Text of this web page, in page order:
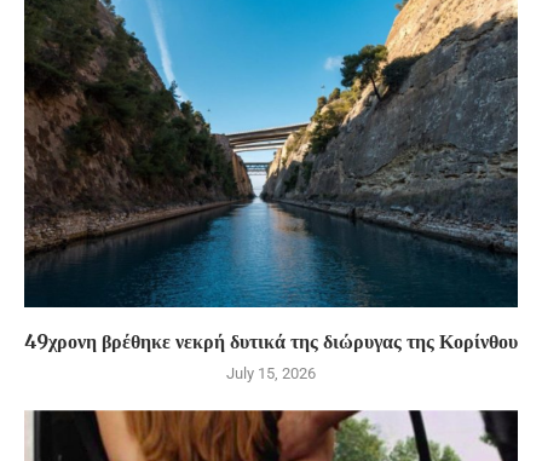
49χρονη βρέθηκε νεκρή δυτικά της διώρυγας της Κορίνθου
July 15, 2026